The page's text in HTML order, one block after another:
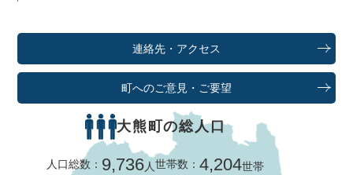
連絡先・アクセス
町へのご意見・ご要望
大熊町の総人口
人口総数： 9,736人世帯数：4,204世帯